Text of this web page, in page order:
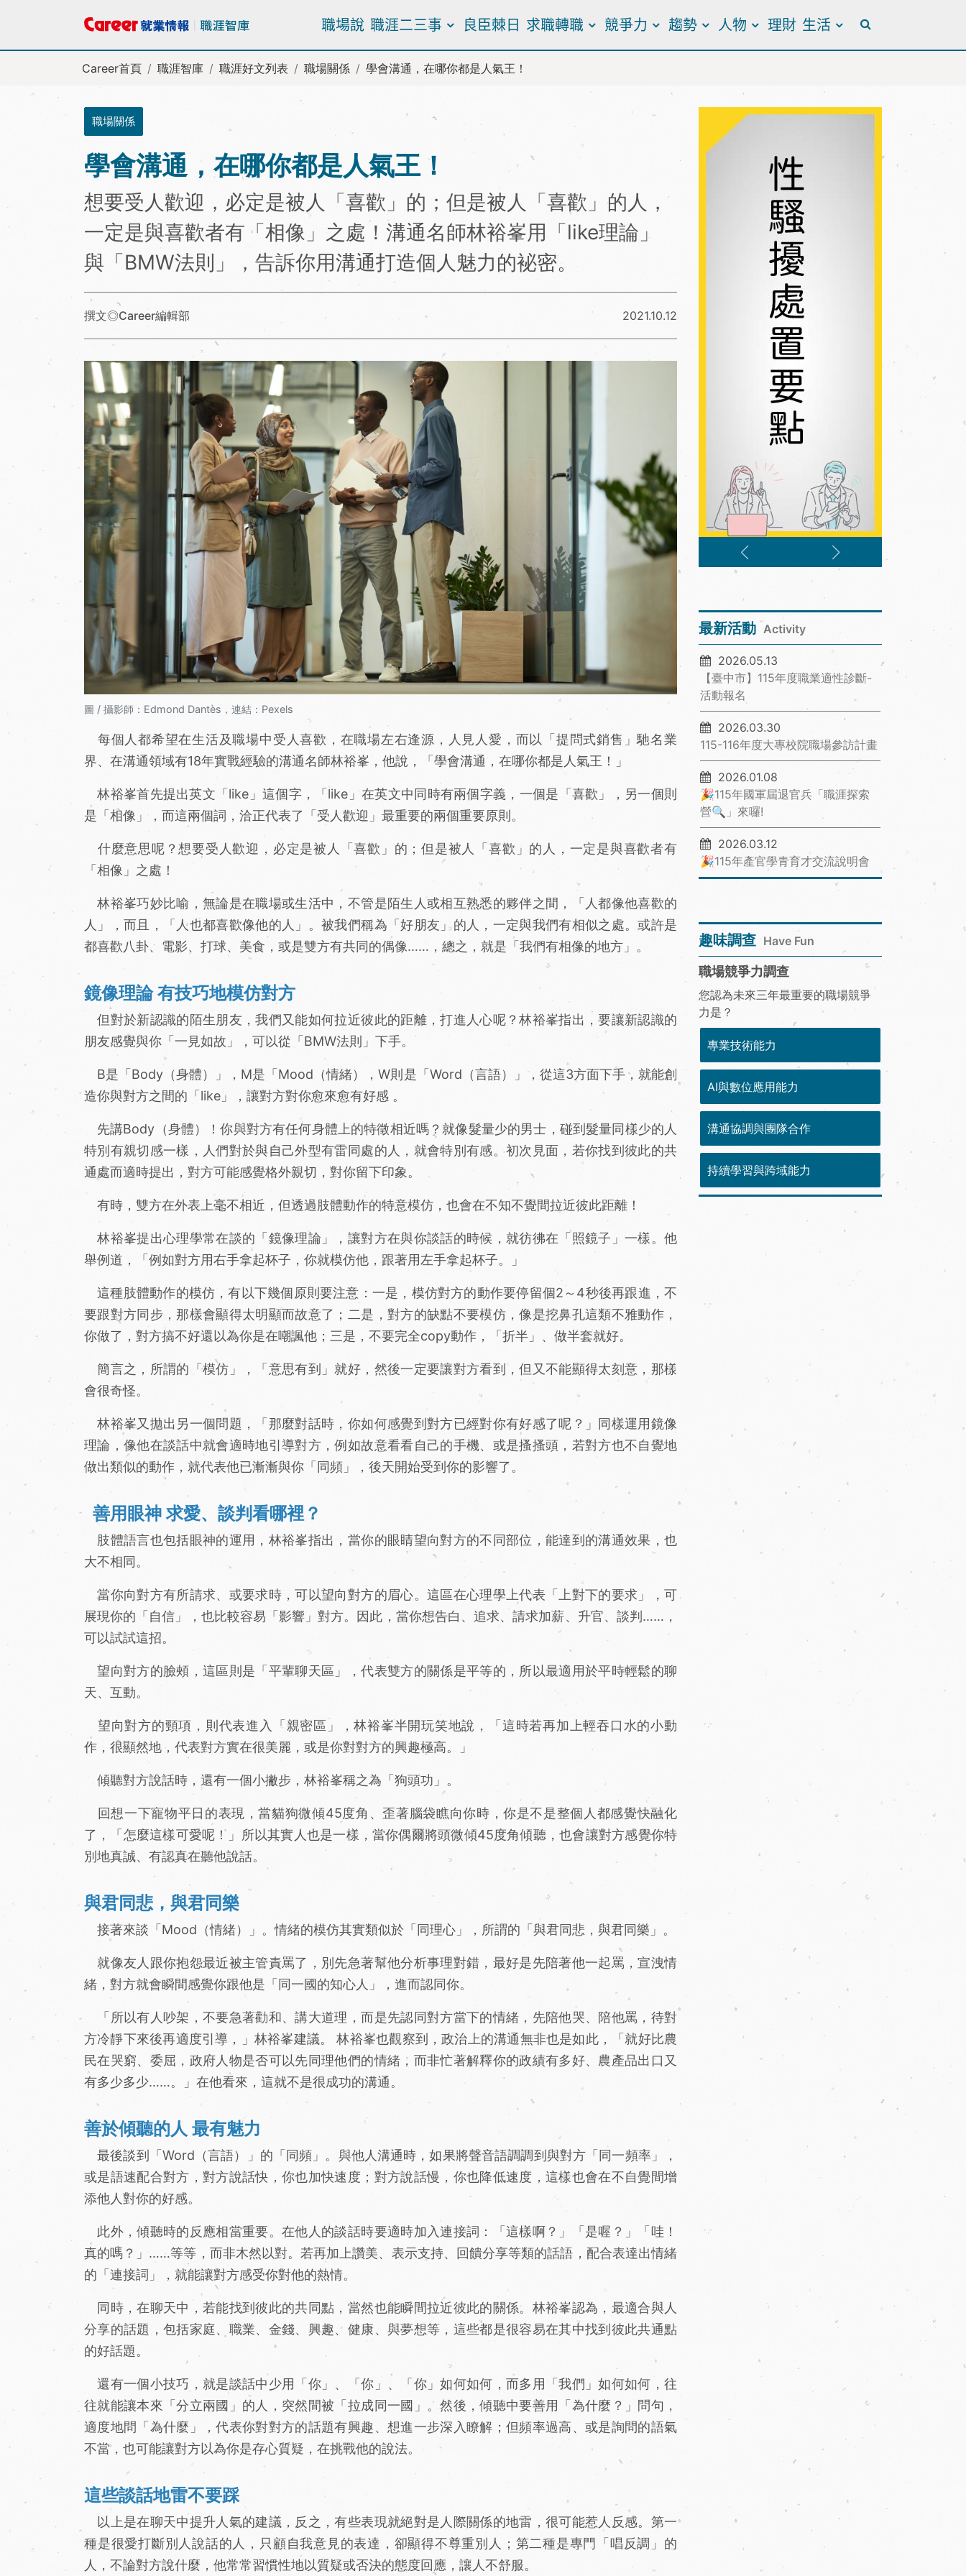
職場說 職涯二三事 良臣棘日 求職轉職 競爭力 趨勢 人物 理財 生活
全站搜尋
Career首頁 職涯智庫 職涯好文列表 職場關係 學會溝通，在哪你都是人氣王！
職場關係
學會溝通，在哪你都是人氣王！
想要受人歡迎，必定是被人「喜歡」的；但是被人「喜歡」的人，
一定是與喜歡者有「相像」之處！溝通名師林裕峯用「like理論」
與「BMW法則」，告訴你用溝通打造個人魅力的袐密。
撰文◎Career編輯部 2021.10.12
圖 / 攝影師：Edmond Dantès，連結：Pexels
每個人都希望在生活及職場中受人喜歡，在職場左右逢源，人見人愛，而以「提問式銷售」馳名業
界、在溝通領域有18年實戰經驗的溝通名師林裕峯，他說，「學會溝通，在哪你都是人氣王！」
林裕峯首先提出英文「like」這個字，「like」在英文中同時有兩個字義，一個是「喜歡」，另一個則
是「相像」，而這兩個詞，洽正代表了「受人歡迎」最重要的兩個重要原則。
什麼意思呢？想要受人歡迎，必定是被人「喜歡」的；但是被人「喜歡」的人，一定是與喜歡者有
「相像」之處！
林裕峯巧妙比喻，無論是在職場或生活中，不管是陌生人或相互熟悉的夥伴之間，「人都像他喜歡的
人」，而且，「人也都喜歡像他的人」。被我們稱為「好朋友」的人，一定與我們有相似之處。或許是
都喜歡八卦、電影、打球、美食，或是雙方有共同的偶像……，總之，就是「我們有相像的地方」。
鏡像理論 有技巧地模仿對方
但對於新認識的陌生朋友，我們又能如何拉近彼此的距離，打進人心呢？林裕峯指出，要讓新認識的
朋友感覺與你「一見如故」，可以從「BMW法則」下手。
B是「Body（身體）」，M是「Mood（情緒），W則是「Word（言語）」，從這3方面下手，就能創
造你與對方之間的「like」，讓對方對你愈來愈有好感 。
先講Body（身體）！你與對方有任何身體上的特徵相近嗎？就像髮量少的男士，碰到髮量同樣少的人
特別有親切感一樣，人們對於與自己外型有雷同處的人，就會特別有感。初次見面，若你找到彼此的共
通處而適時提出，對方可能感覺格外親切，對你留下印象。
有時，雙方在外表上毫不相近，但透過肢體動作的特意模仿，也會在不知不覺間拉近彼此距離！
林裕峯提出心理學常在談的「鏡像理論」，讓對方在與你談話的時候，就彷彿在「照鏡子」一樣。他
舉例道，「例如對方用右手拿起杯子，你就模仿他，跟著用左手拿起杯子。」
這種肢體動作的模仿，有以下幾個原則要注意：一是，模仿對方的動作要停留個2～4秒後再跟進，不
要跟對方同步，那樣會顯得太明顯而故意了；二是，對方的缺點不要模仿，像是挖鼻孔這類不雅動作，
你做了，對方搞不好還以為你是在嘲諷他；三是，不要完全copy動作，「折半」、做半套就好。
簡言之，所謂的「模仿」，「意思有到」就好，然後一定要讓對方看到，但又不能顯得太刻意，那樣
會很奇怪。
林裕峯又拋出另一個問題，「那麼對話時，你如何感覺到對方已經對你有好感了呢？」同樣運用鏡像
理論，像他在談話中就會適時地引導對方，例如故意看看自己的手機、或是搔搔頭，若對方也不自覺地
做出類似的動作，就代表他已漸漸與你「同頻」，後天開始受到你的影響了。
善用眼神 求愛、談判看哪裡？
肢體語言也包括眼神的運用，林裕峯指出，當你的眼睛望向對方的不同部位，能達到的溝通效果，也
大不相同。
當你向對方有所請求、或要求時，可以望向對方的眉心。這區在心理學上代表「上對下的要求」，可
展現你的「自信」，也比較容易「影響」對方。因此，當你想告白、追求、請求加薪、升官、談判……，
可以試試這招。
望向對方的臉頰，這區則是「平輩聊天區」，代表雙方的關係是平等的，所以最適用於平時輕鬆的聊
天、互動。
望向對方的頸項，則代表進入「親密區」，林裕峯半開玩笑地說，「這時若再加上輕吞口水的小動
作，很顯然地，代表對方實在很美麗，或是你對對方的興趣極高。」
傾聽對方說話時，還有一個小撇步，林裕峯稱之為「狗頭功」。
回想一下寵物平日的表現，當貓狗微傾45度角、歪著腦袋瞧向你時，你是不是整個人都感覺快融化
了，「怎麼這樣可愛呢！」所以其實人也是一樣，當你偶爾將頭微傾45度角傾聽，也會讓對方感覺你特
別地真誠、有認真在聽他說話。
與君同悲，與君同樂
接著來談「Mood（情緒）」。情緒的模仿其實類似於「同理心」，所謂的「與君同悲，與君同樂」。
就像友人跟你抱怨最近被主管責罵了，別先急著幫他分析事理對錯，最好是先陪著他一起罵，宣洩情
緒，對方就會瞬間感覺你跟他是「同一國的知心人」，進而認同你。
「所以有人吵架，不要急著勸和、講大道理，而是先認同對方當下的情緒，先陪他哭、陪他罵，待對
方冷靜下來後再適度引導，」林裕峯建議。 林裕峯也觀察到，政治上的溝通無非也是如此，「就好比農
民在哭窮、委屈，政府人物是否可以先同理他們的情緒，而非忙著解釋你的政績有多好、農產品出口又
有多少多少……。」在他看來，這就不是很成功的溝通。
善於傾聽的人 最有魅力
最後談到「Word（言語）」的「同頻」。與他人溝通時，如果將聲音語調調到與對方「同一頻率」，
或是語速配合對方，對方說話快，你也加快速度；對方說話慢，你也降低速度，這樣也會在不自覺間增
添他人對你的好感。
此外，傾聽時的反應相當重要。在他人的談話時要適時加入連接詞：「這樣啊？」「是喔？」「哇！
真的嗎？」……等等，而非木然以對。若再加上讚美、表示支持、回饋分享等類的話語，配合表達出情緒
的「連接詞」，就能讓對方感受你對他的熱情。
同時，在聊天中，若能找到彼此的共同點，當然也能瞬間拉近彼此的關係。林裕峯認為，最適合與人
分享的話題，包括家庭、職業、金錢、興趣、健康、與夢想等，這些都是很容易在其中找到彼此共通點
的好話題。
還有一個小技巧，就是談話中少用「你」、「你」、「你」如何如何，而多用「我們」如何如何，往
往就能讓本來「分立兩國」的人，突然間被「拉成同一國」。然後，傾聽中要善用「為什麼？」問句，
適度地問「為什麼」，代表你對對方的話題有興趣、想進一步深入瞭解；但頻率過高、或是詢問的語氣
不當，也可能讓對方以為你是存心質疑，在挑戰他的說法。
這些談話地雷不要踩
以上是在聊天中提升人氣的建議，反之，有些表現就絕對是人際關係的地雷，很可能惹人反感。第一
種是很愛打斷別人說話的人，只顧自我意見的表達，卻顯得不尊重別人；第二種是專門「唱反調」的
人，不論對方說什麼，他常常習慣性地以質疑或否決的態度回應，讓人不舒服。
最新活動 Activity
2026.05.13
【臺中市】115年度職業適性診斷-
活動報名
2026.03.30
115-116年度大專校院職場參訪計畫
2026.01.08
🎉115年國軍屆退官兵「職涯探索
營🔍」來囉!
2026.03.12
🎉115年產官學青育才交流說明會
趣味調查 Have Fun
職場競爭力調查
您認為未來三年最重要的職場競爭
力是？
專業技術能力
AI與數位應用能力
溝通協調與團隊合作
持續學習與跨域能力